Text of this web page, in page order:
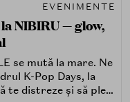
EVENIMENTE
NIBIRU — glow,
se mută la mare. Ne
K-Pop Days, la
te distreze și să pleci